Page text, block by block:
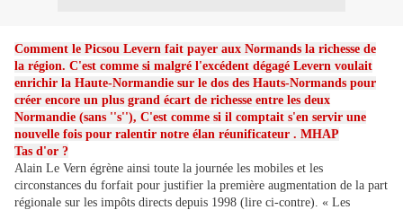
Comment le Picsou Levern fait payer aux Normands la richesse de
la région. C'est comme si malgré l'excédent dégagé Levern voulait
enrichir la Haute-Normandie sur le dos des Hauts-Normands pour
créer encore un plus grand écart de richesse entre les deux
Normandie (sans ''s''), C'est comme si il comptait s'en servir une
nouvelle fois pour ralentir notre élan réunificateur . MHAP
Tas d'or ?
Alain Le Vern égrène ainsi toute la journée les mobiles et les
circonstances du forfait pour justifier la première augmentation de la part
régionale sur les impôts directs depuis 1998 (lire ci-contre). « Les